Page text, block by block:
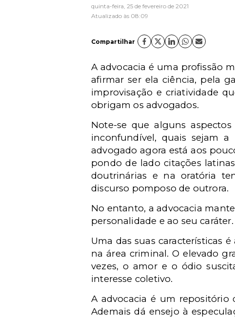
quinta-feira, 25 de fevereiro de 2021
Atualizado às 08:09
Compartilhar
A advocacia é uma profissão
afirmar ser ela ciência, pela
improvisação e criatividade
obrigam os advogados.
Note-se que alguns
inconfundível, quais sejam a
advogado agora está aos
pondo de lado citações
doutrinárias e na oratória
discurso pomposo de outrora.
No entanto, a advocacia
personalidade e ao seu caráter.
Uma das suas características
na área criminal. O elevado
vezes, o amor e o ódio
interesse coletivo.
A advocacia é um repositório
Ademais dá ensejo à